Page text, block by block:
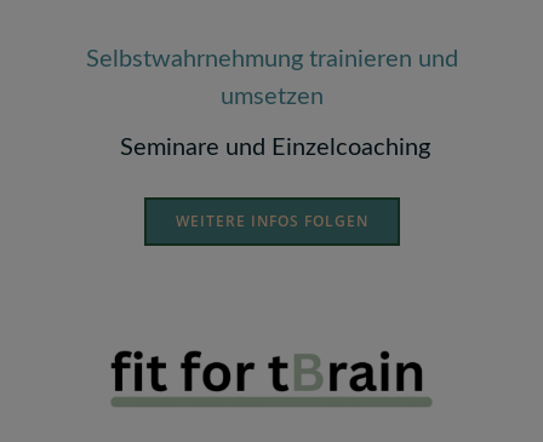
Selbstwahrnehmung trainieren und
umsetzen
Seminare und Einzelcoaching
WEITERE INFOS FOLGEN